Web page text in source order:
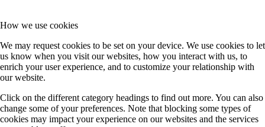
How we use cookies
We may request cookies to be set on your device. We use cookies to let
us know when you visit our websites, how you interact with us, to
enrich your user experience, and to customize your relationship with
our website.
Click on the different category headings to find out more. You can also
change some of your preferences. Note that blocking some types of
cookies may impact your experience on our websites and the services